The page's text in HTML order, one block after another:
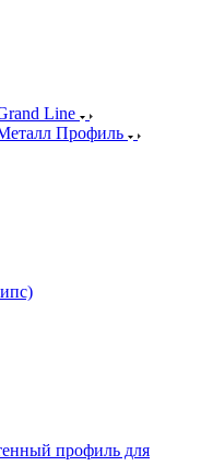
Line
Профиль
профиль для